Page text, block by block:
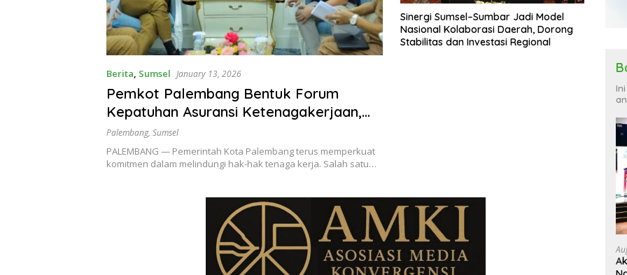
Berita, Sumsel January 13, 2026
Pemkot Palembang Bentuk Forum
Kepatuhan Asuransi Ketenagakerjaan,
Perkuat Perlindungan Hak Pekerja
Palembang, Sumsel
PALEMBANG — Pemerintah Kota Palembang terus memperkuat
komitmen dalam melindungi hak-hak tenaga kerja. Salah satu…
Sinergi Sumsel–Sumbar Jadi Model
Nasional Kolaborasi Daerah, Dorong
Stabilitas dan Investasi Regional